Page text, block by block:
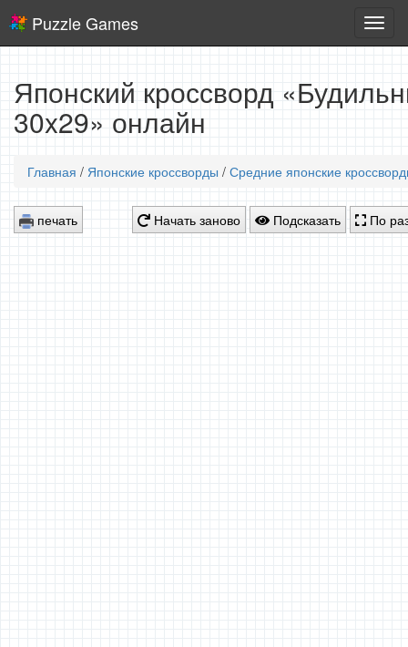
игры
Puzzle Games
Японский кроссворд
30x29» онлайн
Главная / Японские кроссворды / Средние японские
печать Начать заново Подсказать По